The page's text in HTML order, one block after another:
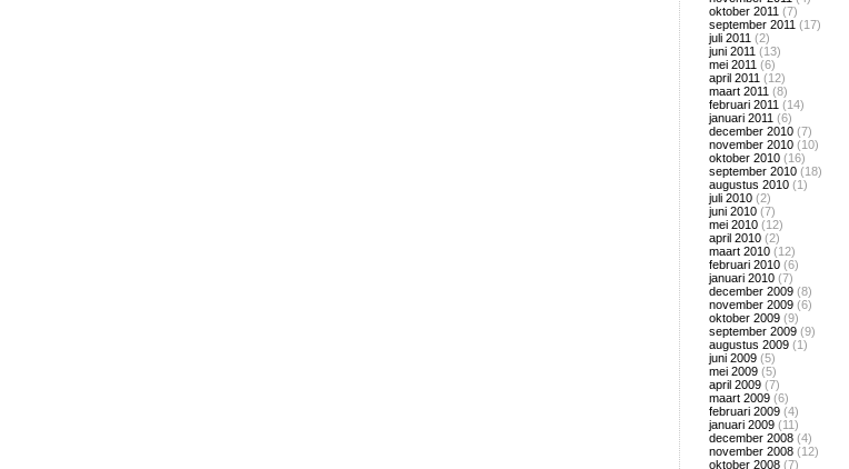
oktober 2011 (7)
september 2011 (17)
juli 2011 (2)
juni 2011 (13)
mei 2011 (6)
april 2011 (12)
maart 2011 (8)
februari 2011 (14)
januari 2011 (6)
december 2010 (7)
november 2010 (10)
oktober 2010 (16)
september 2010 (18)
augustus 2010 (1)
juli 2010 (2)
juni 2010 (7)
mei 2010 (12)
april 2010 (2)
maart 2010 (12)
februari 2010 (6)
januari 2010 (7)
december 2009 (8)
november 2009 (6)
oktober 2009 (9)
september 2009 (9)
augustus 2009 (1)
juni 2009 (5)
mei 2009 (5)
april 2009 (7)
maart 2009 (6)
februari 2009 (4)
januari 2009 (11)
december 2008 (4)
november 2008 (12)
oktober 2008 (7)